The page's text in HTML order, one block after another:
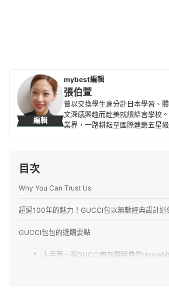
編輯
mybest編輯
張伯萱
曾以交換學生身分赴日本學習、
文深感興趣而赴美就讀語言學校
業界，一路耕耘至國際連鎖五星
目次
Why You Can Trust Us
超過100年的魅力！GUCCI包以無數經典設計迷
GUCCI包包的選購要點
1 入手第一顆GUCCI包就選經典的